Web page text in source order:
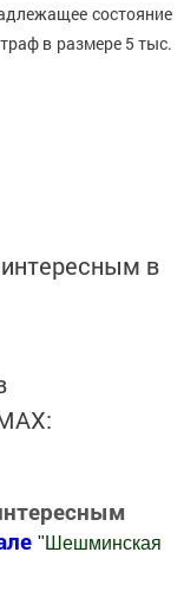
состояние
в размере 5 тыс.
в
" Шешминская